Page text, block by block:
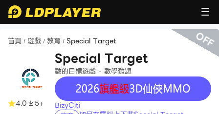
首頁 / 遊戲 / 教育 / Special Target
4.0 5+
Special Target
數的目標遊戲 - 數學難題
recommend
BizyCiti
OFF